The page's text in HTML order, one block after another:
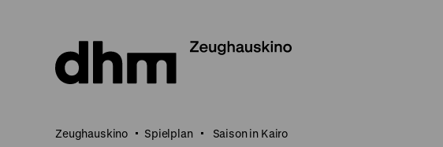
Seiteninhalt
springen
Zeughauskino Spielplan Saison in Kairo